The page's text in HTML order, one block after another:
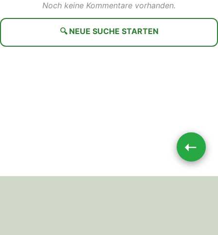
Noch keine Kommentare vorhanden.
🔍 NEUE SUCHE STARTEN
➝